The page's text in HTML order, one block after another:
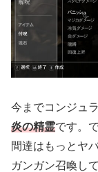
今までコンジュ
炎の精霊です。
間達はもっとヤ
ガンガン召喚し